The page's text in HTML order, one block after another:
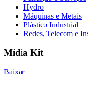
Hydro
Máquinas e Metais
Plástico Industrial
Redes, Telecom e
Mídia Kit
Baixar